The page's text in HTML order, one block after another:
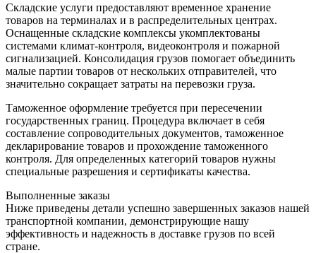
Складские услуги предоставляют временное хранение
товаров на терминалах и в распределительных центрах.
Оснащенные складские комплексы укомплектованы
системами климат-контроля, видеоконтроля и пожарной
сигнализацией. Консолидация грузов помогает объединить
малые партии товаров от нескольких отправителей, что
значительно сокращает затраты на перевозки груза.
Таможенное оформление требуется при пересечении
государственных границ. Процедура включает в себя
составление сопроводительных документов, таможенное
декларирование товаров и прохождение таможенного
контроля. Для определенных категорий товаров нужны
специальные разрешения и сертификаты качества.
Выполненные заказы
Ниже приведены детали успешно завершенных заказов нашей
транспортной компании, демонстрирующие нашу
эффективность и надежность в доставке грузов по всей
стране.